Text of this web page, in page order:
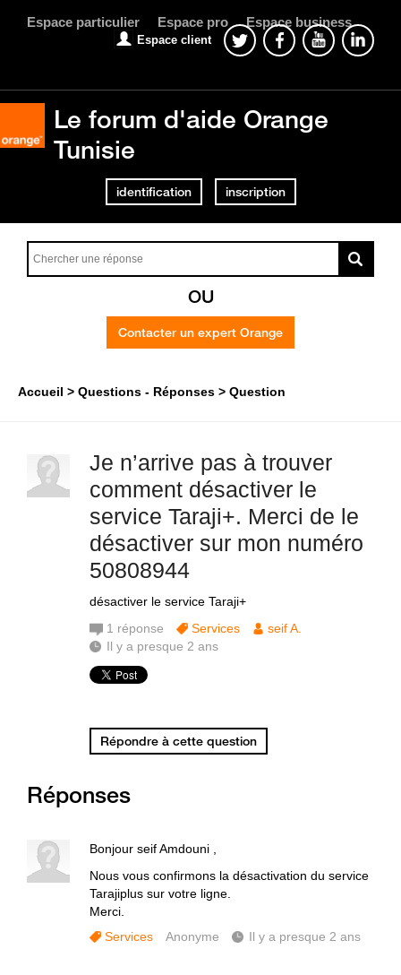
Espace particulier Espace pro Espace business
Espace client
Le forum d'aide Orange
Tunisie
identification inscription
OU
Contacter un expert Orange
Accueil Questions - Réponses Question
Je n’arrive pas à trouver
comment désactiver le
service Taraji+. Merci de le
désactiver sur mon numéro
50808944
désactiver le service Taraji+
1 réponse Services
seif A.
Il y a presque 2 ans
Répondre à cette question
Réponses
Bonjour seif Amdouni ,
Nous vous confirmons la désactivation du service
Tarajiplus sur votre ligne.
Merci.
Services
Anonyme Il y a presque 2 ans